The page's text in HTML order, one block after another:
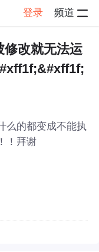
登录 频道
修改就无法运
么的都变成不能执
！拜谢